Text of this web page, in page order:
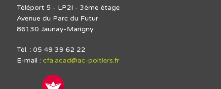
Téléport 5 - LP2I - 3ème étage
Avenue du Parc du Futur
86130 Jaunay-Marigny
Tél. : 05 49 39 62 22
E-mail : cfa.acad@ac-poitiers.fr